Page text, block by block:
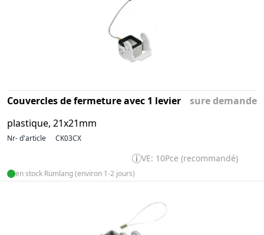
Couvercles de fermeture avec 1 levier
plastique, 21x21mm
sure demande
Nr- d'article CK03CX
VE: 10Pce (recommandé)
en stock Rümlang (environ 1-2 jours)